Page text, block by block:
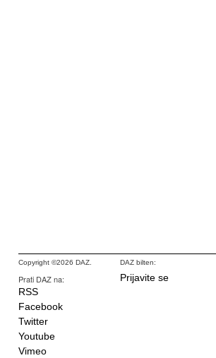
Copyright ©2026 DAZ.
Prati DAZ na:
RSS
Facebook
Twitter
Youtube
Vimeo
DAZ bilten:
Prijavite se